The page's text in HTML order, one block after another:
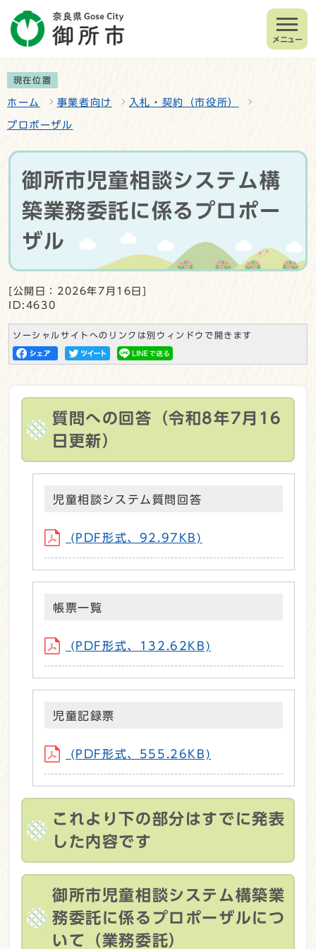
メニュー
現在位置
ホーム 事業者向け 入札・契約（市役所）
プロポーザル
御所市児童相談システム構
築業務委託に係るプロポー
ザル
[公開日：2026年7月16日]
ID:4630
ソーシャルサイトへのリンクは別ウィンドウで開きます
質問への回答（令和8年7月16
日更新）
児童相談システム質問回答
(PDF形式、92.97KB)
帳票一覧
(PDF形式、132.62KB)
児童記録票
(PDF形式、555.26KB)
これより下の部分はすでに発表
した内容です
御所市児童相談システム構築業
務委託に係るプロポーザルにつ
いて（業務委託）